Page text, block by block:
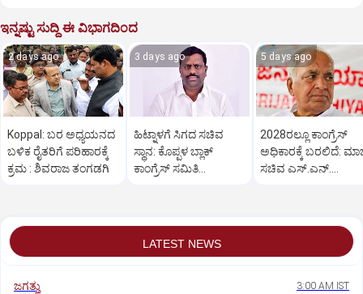
ಇನ್ನಷ್ಟು ಸುದ್ದಿ ಈ ವಿಭಾಗದಿಂದ
2 days ago
Koppal: ಬರ ಅಧ್ಯಯನದ
ಬಳಿಕ ರೈತರಿಗೆ ಪರಿಹಾರಕ್ಕೆ
ಕ್ರಮ : ಶಿವರಾಜ ತಂಗಡಗಿ
3 days ago
ಹಿಟ್ನಾಳಗೆ ಸಿಗದ ಸಚಿವ
ಸ್ಥಾನ: ಕೊಪ್ಪಳ ಬ್ಲಾಕ್
ಕಾಂಗ್ರೆಸ್ ಸಮಿತಿ
5 days ago
2028ರಲ್ಲೂ ಕಾಂಗ್ರೆಸ್
ಅಧಿಕಾರಕ್ಕೆ ಬರಲಿದೆ:
ಸಚಿವ ಎಸ್.ಎನ್.
LATEST NEWS
ಜಗತ್ತು 3:00 AM IST